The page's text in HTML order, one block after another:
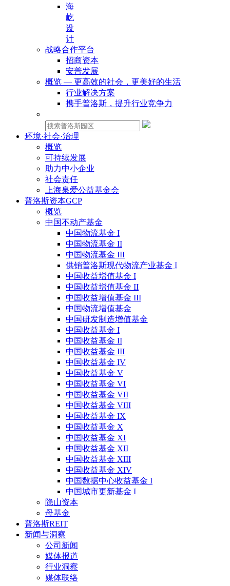
海
屹
设
计
战略合作平台
招商资本
安普发展
概览 — 更高效的社会，更美好的生活
行业解决方案
携手普洛斯，提升行业竞争力
环境·社会·治理
概览
可持续发展
助力中小企业
社会责任
上海泉爱公益基金会
普洛斯资本GCP
概览
中国不动产基金
中国物流基金 I
中国物流基金 II
中国物流基金 III
供销普洛斯现代物流产业基金 I
中国收益增值基金 I
中国收益增值基金 II
中国收益增值基金 III
中国物流增值基金
中国研发制造增值基金
中国收益基金 I
中国收益基金 II
中国收益基金 III
中国收益基金 IV
中国收益基金 V
中国收益基金 VI
中国收益基金 VII
中国收益基金 VIII
中国收益基金 IX
中国收益基金 X
中国收益基金 XI
中国收益基金 XII
中国收益基金 XIII
中国收益基金 XIV
中国数据中心收益基金 I
中国城市更新基金 I
隐山资本
母基金
普洛斯REIT
新闻与洞察
公司新闻
媒体报道
行业洞察
媒体联络